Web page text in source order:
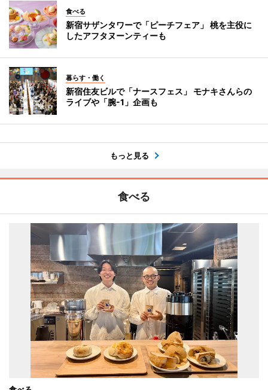
食べる
新宿サザンタワーで「ピーチフェア」 桃を主役に
したアフタヌーンティーも
暮らす・働く
新宿住友ビルで「ナースフェス」 モナキさんらの
ライブや「腕-1」企画も
もっと見る
食べる